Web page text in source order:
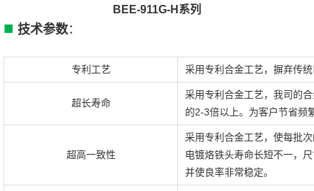
BEE-911G-H系列
■ 技术参数：
专利工艺 采用专利合金工艺，摒弃传
超长寿命
采用专利合金工艺，我司的
的2-3倍以上。为客户节省频
超高一致性
采用专利合金工艺，使每批
电镀烙铁头寿命长短不一，
并使良率非常稳定。